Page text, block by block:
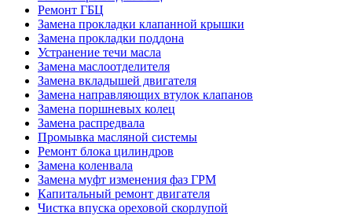
Ремонт ГБЦ
Замена прокладки клапанной крышки
Замена прокладки поддона
Устранение течи масла
Замена маслоотделителя
Замена вкладышей двигателя
Замена направляющих втулок клапанов
Замена поршневых колец
Замена распредвала
Промывка масляной системы
Ремонт блока цилиндров
Замена коленвала
Замена муфт изменения фаз ГРМ
Капитальный ремонт двигателя
Чистка впуска ореховой скорлупой